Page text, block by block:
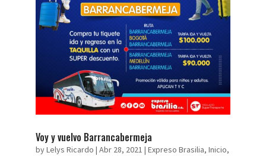
Voy y vuelvo Barrancabermeja
byLelys Ricardo | Abr 28, 2021 | Expreso Brasilia, Inicio,